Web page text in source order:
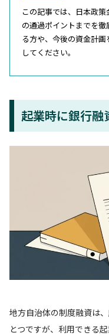
この記事では、日本政
の通過ポイントまでを
る方や、今後の資金計
してください。
起業時に銀行融
地方自治体の制度融資は
とつですが、利用できる